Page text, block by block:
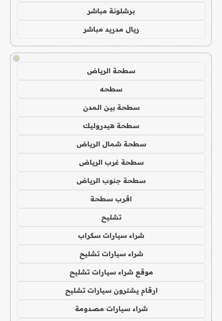
برشلونة مباشر
ريال مدريد مباشر
!
سطحة الرياض
سطحه
سطحة بين المدن
سطحة هيدروليك
سطحة شمال الرياض
سطحة غرب الرياض
سطحة جنوب الرياض
اقرب سطحة
تشليح
شراء سيارات سكراب
شراء سيارات تشليح
موقع شراء سيارات تشليح
ارقام يشترون سيارات تشليح
شراء سيارات مصدومة